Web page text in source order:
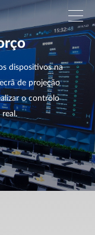
dispositivos na
de projeção
o controlo